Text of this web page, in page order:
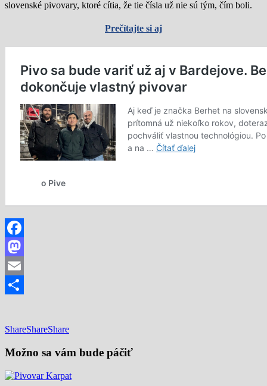
slovenské pivovary, ktoré cítia, že tie čísla už nie sú tým, čím boli.
Prečítajte si aj
Facebook
Mastodon
Email
ShareShareShare
Možno sa vám bude páčiť